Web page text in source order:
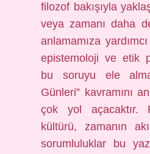
filozof bakışıyla
veya zamanı daha
anlamamıza
epistemoloji ve etik
bu soruyu ele
Günleri” kavramını
çok yol açacaktır.
kültürü, zamanın
sorumluluklar bu